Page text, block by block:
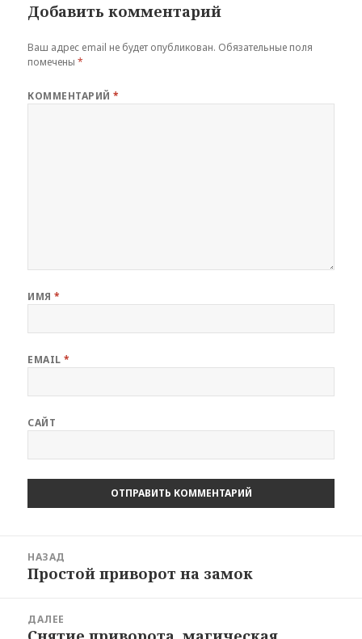
Добавить комментарий
Ваш адрес email не будет опубликован. Обязательные поля
помечены*
КОММЕНТАРИЙ*
ИМЯ*
EMAIL*
САЙТ
записям
НАЗАД
Предыдущая
Простой приворот на замок
ДАЛЕЕ
Следующая